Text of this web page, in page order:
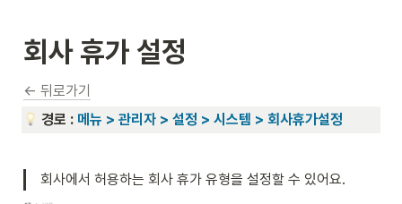
회사 휴가 설정
← 뒤로가기
경로 : 메뉴 > 관리자 > 설정 > 시스템 > 회사휴가설정
회사에서 허용하는 회사 휴가 유형을 설정할 수 있어요.